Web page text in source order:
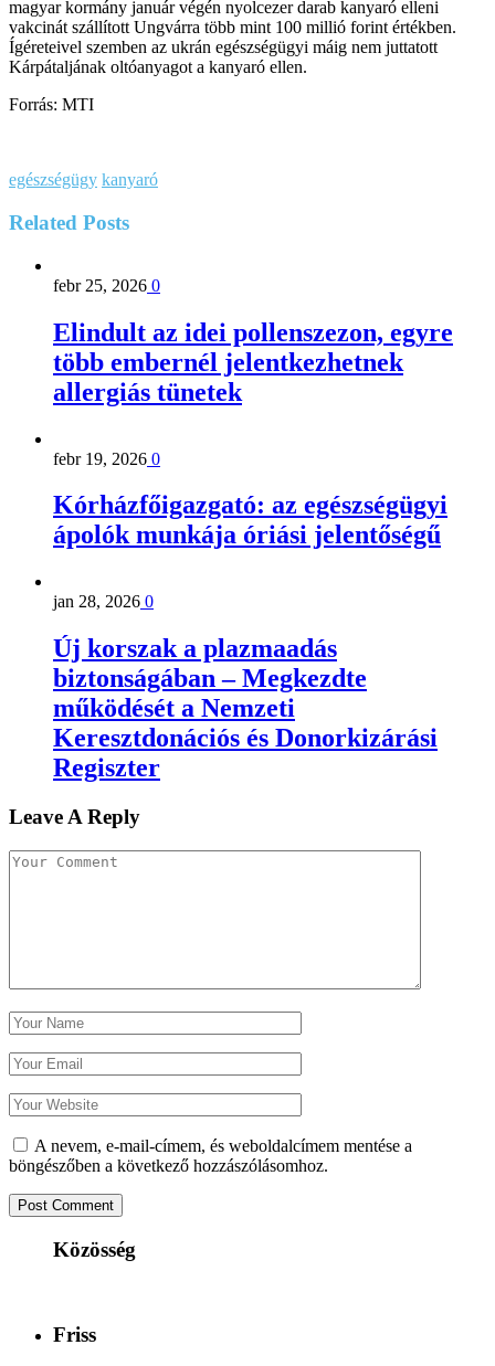
magyar kormány január végén nyolcezer darab kanyaró elleni
vakcinát szállított Ungvárra több mint 100 millió forint értékben.
Ígéreteivel szemben az ukrán egészségügyi máig nem juttatott
Kárpátaljának oltóanyagot a kanyaró ellen.
Forrás: MTI
egészségügy kanyaró
Related Posts
febr 25, 2026 0
Elindult az idei pollenszezon, egyre
több embernél jelentkezhetnek
allergiás tünetek
febr 19, 2026 0
Kórházfőigazgató: az egészségügyi
ápolók munkája óriási jelentőségű
jan 28, 2026 0
Új korszak a plazmaadás
biztonságában – Megkezdte
működését a Nemzeti
Keresztdonációs és Donorkizárási
Regiszter
Leave A Reply
A nevem, e-mail-címem, és weboldalcímem mentése a
böngészőben a következő hozzászólásomhoz.
Közösség
Friss